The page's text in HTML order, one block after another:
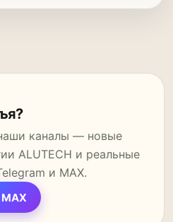
каналы — новые
ALUTECH и реальные
и MAX.
MAX